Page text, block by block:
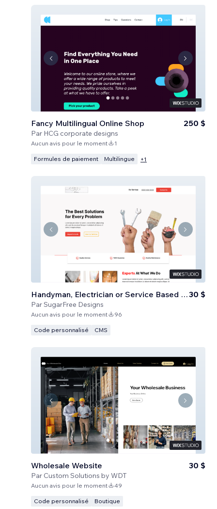
Fancy Multilingual Online Shop
Par HCG corporate designs
250 $
Aucun avis pour le moment 1
Formules de paiement Multilingue +1
Handyman, Electrician or Service Based Business
ParSugarFree Designs
30 $
Aucun avis pour le moment 96
Code personnalisé CMS
Wholesale Website
Par Custom Solutions by WDT
30 $
Aucun avis pour le moment 49
Code personnalisé Boutique